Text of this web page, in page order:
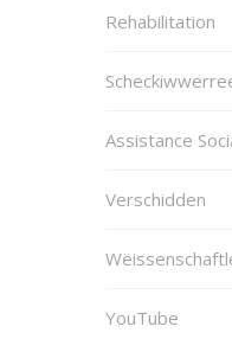
Rehabilitation
Assistance
Verschidden
YouTube